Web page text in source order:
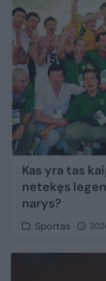
Kas yra tas
netekęs
narys?
Sportas